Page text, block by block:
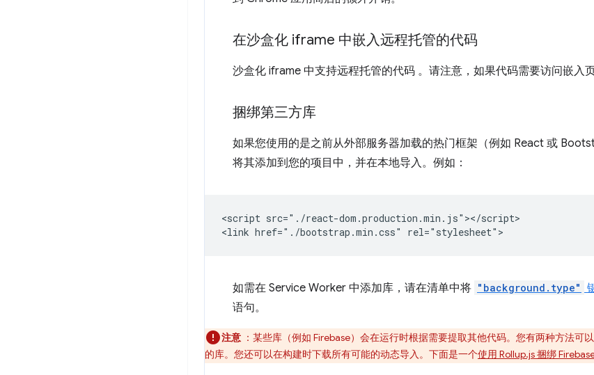
在沙盒化 iframe 中嵌入远程托管的代码
沙盒化 iframe 中支持远程托管的代码 。请注意，如果代码需要访问嵌入
捆绑第三方库
如果您使用的是之前从外部服务器加载的热门框架（例如 React 或
将其添加到您的项目中，并在本地导入。例如：
<script src="./react-dom.production.min.js"></script>
如需在 Service Worker 中添加库，请在清单中将 "background.type"
语句。
注意 ：某些库（例如 Firebase）会在运行时根据需要提取其他代码。您有两种方法可
的库。您还可以在构建时下载所有可能的动态导入。下面是一个使用 Rollup.js 捆绑